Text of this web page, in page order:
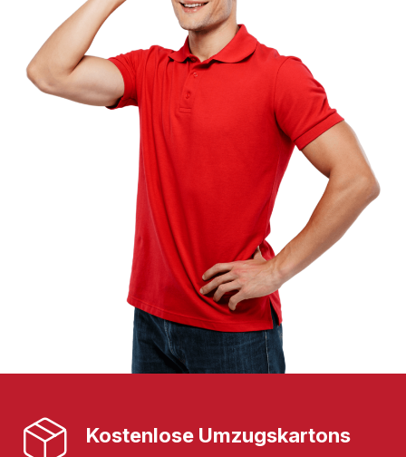
Kostenlose Umzugskartons